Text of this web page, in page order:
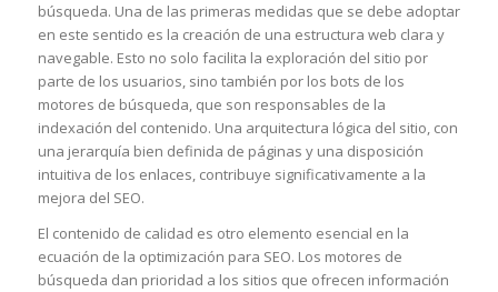
búsqueda. Una de las primeras medidas que se debe adoptar
en este sentido es la creación de una estructura web clara y
navegable. Esto no solo facilita la exploración del sitio por
parte de los usuarios, sino también por los bots de los
motores de búsqueda, que son responsables de la
indexación del contenido. Una arquitectura lógica del sitio, con
una jerarquía bien definida de páginas y una disposición
intuitiva de los enlaces, contribuye significativamente a la
mejora del SEO.
El contenido de calidad es otro elemento esencial en la
ecuación de la optimización para SEO. Los motores de
búsqueda dan prioridad a los sitios que ofrecen información